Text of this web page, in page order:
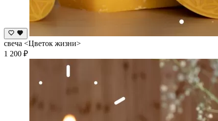
свеча <Цветок жизни>
1 200 ₽